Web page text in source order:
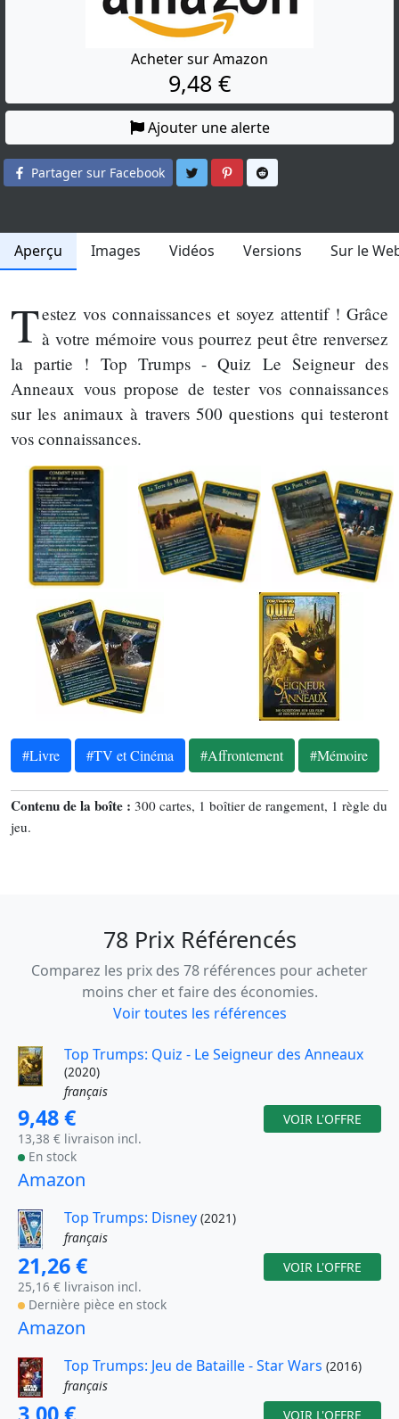
Acheter sur Amazon
9,48 €
Ajouter une alerte
Partager sur Facebook Partager sur Twitter
Partager sur Pinterest
Aperçu Images Vidéos Versions Sur le
Testez vos connaissances et soyez attentif ! Grâce
à votre mémoire vous pourrez peut être renversez
la partie ! Top Trumps - Quiz Le Seigneur des
Anneaux vous propose de tester vos connaissances
sur les animaux à travers 500 questions qui testeront
vos connaissances.
#Livre #TV et Cinéma #Affrontement #Mémoire
Contenu de la boîte : 300 cartes, 1 boîtier de rangement, 1 règle du
jeu.
78 Prix Référencés
Comparez les prix des 78 références pour acheter
moins cher et faire des économies.
Voir toutes les références
Top Trumps: Quiz - Le Seigneur des Anneaux
(2020)
français
9,48 €
13,38 € livraison incl.
En stock
VOIR L'OFFRE
Amazon
Top Trumps: Disney (2021)
français
21,26 €
25,16 € livraison incl.
Dernière pièce en stock
VOIR L'OFFRE
Amazon
Top Trumps: Jeu de Bataille - Star Wars (2016)
français
VOIR L'OFFRE